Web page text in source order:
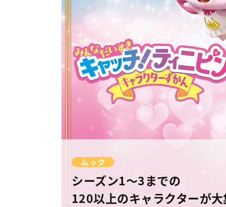
ムック
シーズン1～3までの
120以上のキャラクターが